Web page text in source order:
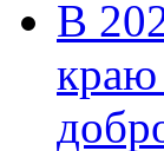
В
краю